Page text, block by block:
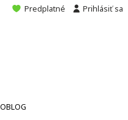
Predplatné Prihlásiť sa
BLOG